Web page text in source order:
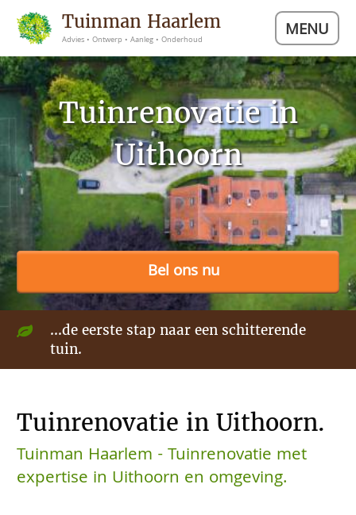
Tuinman Haarlem
Advies • Ontwerp • Aanleg • Onderhoud MENU
Tuinrenovatie in
Uithoorn
Bel ons nu
...de eerste stap naar een schitterende
tuin.
Tuinrenovatie in Uithoorn.
Tuinman Haarlem - Tuinrenovatie met
expertise in Uithoorn en omgeving.